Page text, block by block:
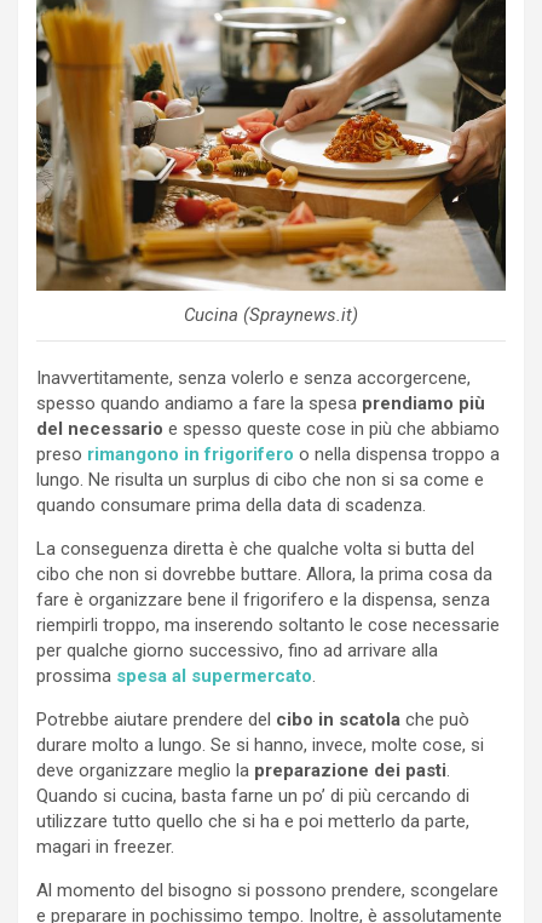
Cucina (Spraynews.it)
Inavvertitamente, senza volerlo e senza accorgercene,
spesso quando andiamo a fare la spesa prendiamo più
del necessario e spesso queste cose in più che abbiamo
preso rimangono in frigorifero o nella dispensa troppo a
lungo. Ne risulta un surplus di cibo che non si sa come e
quando consumare prima della data di scadenza.
La conseguenza diretta è che qualche volta si butta del
cibo che non si dovrebbe buttare. Allora, la prima cosa da
fare è organizzare bene il frigorifero e la dispensa, senza
riempirli troppo, ma inserendo soltanto le cose necessarie
per qualche giorno successivo, fino ad arrivare alla
prossima spesa al supermercato.
Potrebbe aiutare prendere del cibo in scatola che può
durare molto a lungo. Se si hanno, invece, molte cose, si
deve organizzare meglio la preparazione dei pasti.
Quando si cucina, basta farne un po’ di più cercando di
utilizzare tutto quello che si ha e poi metterlo da parte,
magari in freezer.
Al momento del bisogno si possono prendere, scongelare
e preparare in pochissimo tempo. Inoltre, è assolutamente